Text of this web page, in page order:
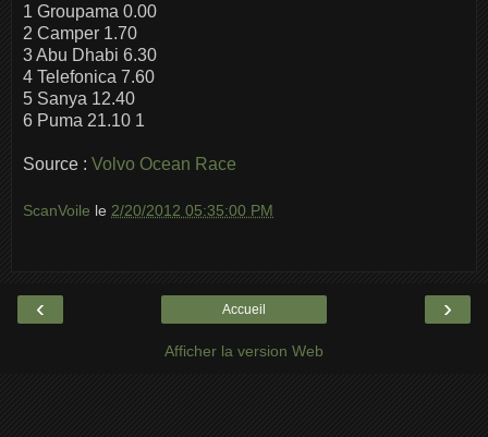
1 Groupama 0.00
2 Camper 1.70
3 Abu Dhabi 6.30
4 Telefonica 7.60
5 Sanya 12.40
6 Puma 21.10 1
Source : Volvo Ocean Race
ScanVoile le 2/20/2012 05:35:00 PM
‹ ›
Accueil
Afficher la version Web